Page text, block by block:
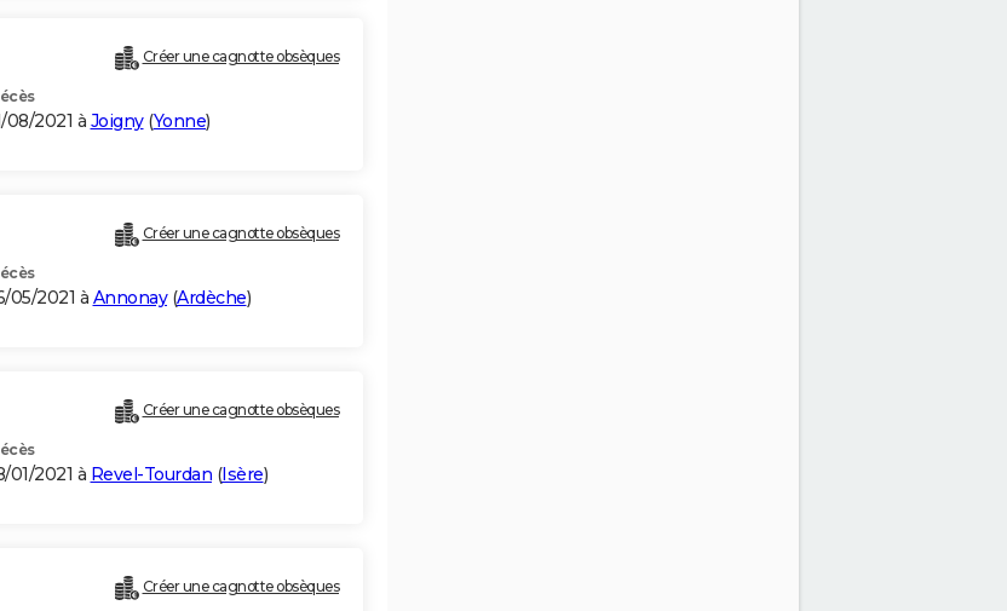
Créer une cagnotte obsèques
08/2021 à Joigny(Yonne)
Créer une cagnotte obsèques
05/2021 à Annonay(Ardèche)
Créer une cagnotte obsèques
01/2021 à Revel-Tourdan (Isère)
Créer une cagnotte obsèques